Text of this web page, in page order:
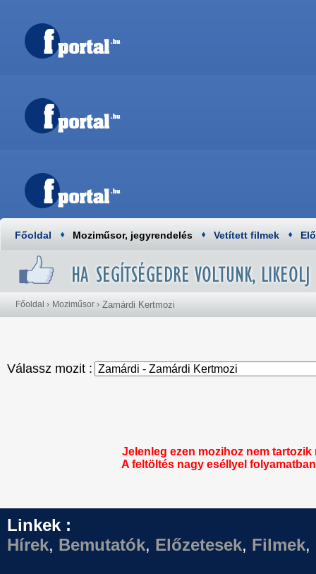
Főoldal Moziműsor, jegyrendelés Vetített filmek
Főoldal › Moziműsor › Zamárdi Kertmozi
Válassz mozit :
Jelenleg ezen mozihoz nem tartozik
A feltöltés nagy eséllyel
Linkek :
Hírek, Bemutatók, Előzetesek, Filmek,